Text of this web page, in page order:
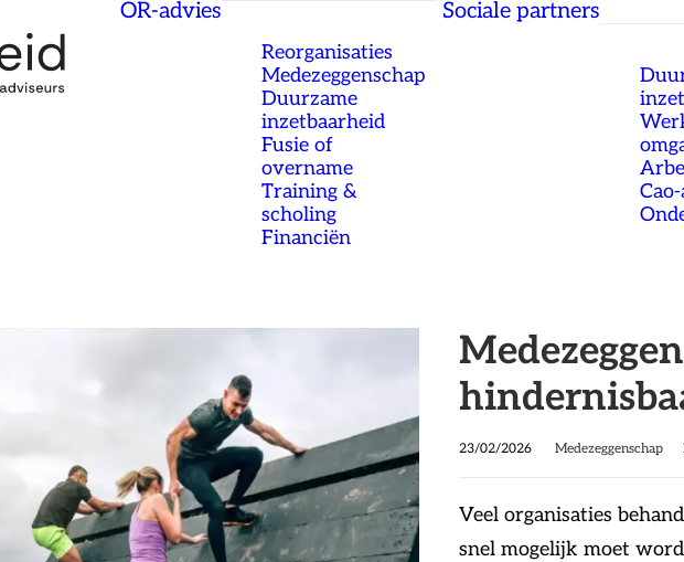
OR-advies
Reorganisaties
Medezeggenschap
Duurzame
inzetbaarheid
Fusie of
overname
Training &
scholing
Financiën
Sociale partners
23/02/2026 Medezeggenschap
Veel organisaties
snel mogelijk moet